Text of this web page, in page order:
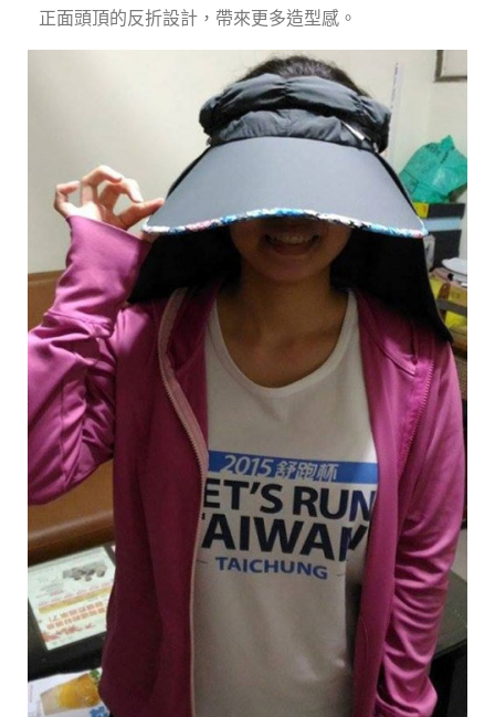
正面頭頂的反折設計，帶來更多造型感。